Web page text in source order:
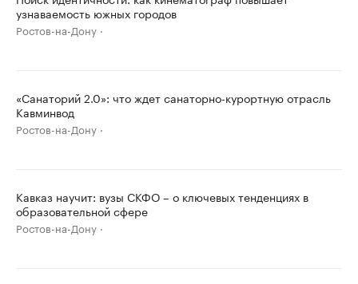
узнаваемость южных городов
Ростов-на-Дону
«Санаторий 2.0»: что ждет санаторно-курортную отрасль
Кавминвод
Ростов-на-Дону
Кавказ научит: вузы СКФО – о ключевых тенденциях в
образовательной сфере
Ростов-на-Дону